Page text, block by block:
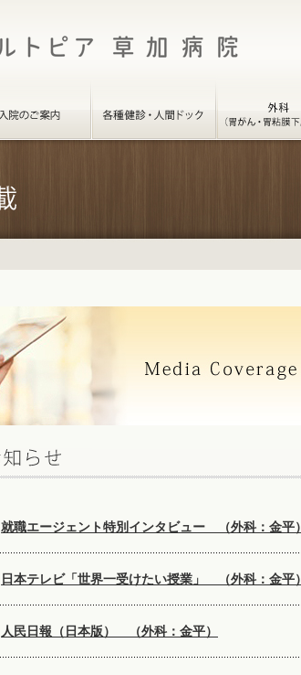
就職エージェント特別インタビュー （外科：金平）
日本テレビ「世界一受けたい授業」 （外科：金平）
人民日報（日本版） （外科：金平）